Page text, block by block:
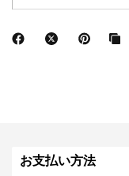
お支払い方法